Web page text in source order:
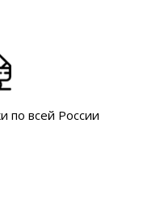
по всей России